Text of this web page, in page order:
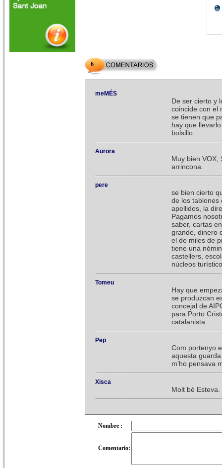
6
meMÉS
De ser cierto y
coincide con el
se tienen que
hay que
bolsillo.
Aurora
Muy bien VOX,
arrincona.
pere
se bien cierto
de los tablones
apellidos, la
Pagamos
saber, cartas
grande, dinero
el de miles de
tiene una
castellers,
núcleos
Tomeu
Hay que
se produzcan
concejal de
para Porto
catalanista.
Pep
Com portenyo
aquesta
m'ho pensava
Xisca
Molt bé
Nombre :
Comentario: